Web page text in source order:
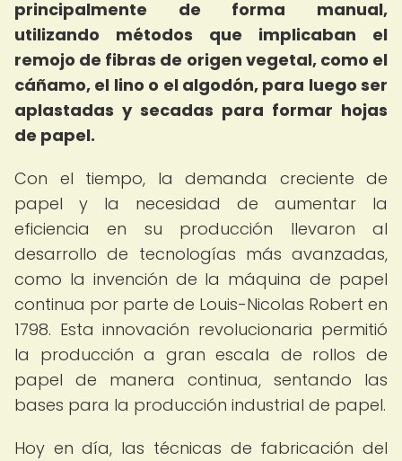
principalmente de forma manual,
utilizando métodos que implicaban el
remojo de fibras de origen vegetal, como el
cáñamo, el lino o el algodón, para luego ser
aplastadas y secadas para formar hojas
de papel.
Con el tiempo, la demanda creciente de
papel y la necesidad de aumentar la
eficiencia en su producción llevaron al
desarrollo de tecnologías más avanzadas,
como la invención de la máquina de papel
continua por parte de Louis-Nicolas Robert en
1798. Esta innovación revolucionaria permitió
la producción a gran escala de rollos de
papel de manera continua, sentando las
bases para la producción industrial de papel.
Hoy en día, las técnicas de fabricación del